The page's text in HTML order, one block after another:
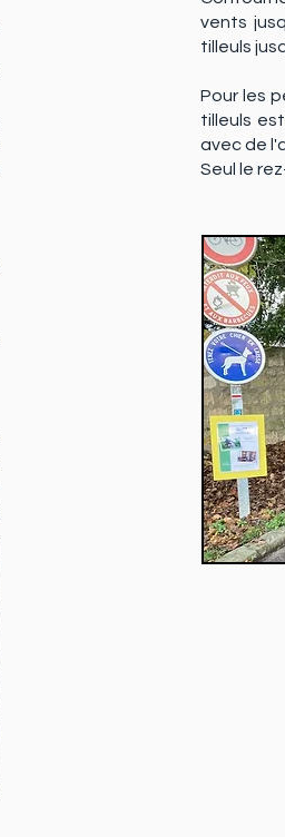
vents
tilleuls
Pour les
tilleuls
avec de
Seul le